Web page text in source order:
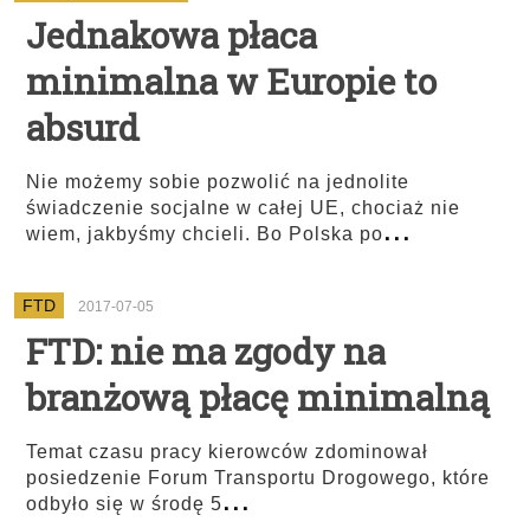
Jednakowa płaca
minimalna w Europie to
absurd
Nie możemy sobie pozwolić na jednolite
świadczenie socjalne w całej UE, chociaż nie
wiem, jakbyśmy chcieli. Bo Polska po...
FTD 2017-07-05
FTD: nie ma zgody na
branżową płacę minimalną
Temat czasu pracy kierowców zdominował
posiedzenie Forum Transportu Drogowego, które
odbyło się w środę 5...